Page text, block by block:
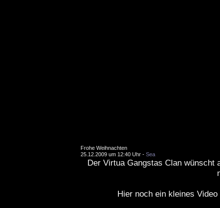
Frohe Weihnachten
25.12.2009 um 12:40 Uhr - Sea
Der Virtua Gangstas Clan wünscht
Hier noch ein kleines